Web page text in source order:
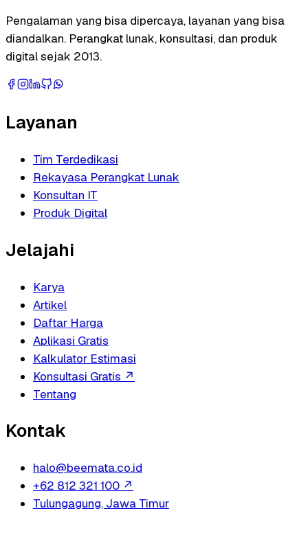
Pengalaman yang bisa dipercaya, layanan yang bisa
diandalkan. Perangkat lunak, konsultasi, dan produk
digital sejak 2013.
Layanan
Tim Terdedikasi
Rekayasa Perangkat Lunak
Konsultan IT
Produk Digital
Jelajahi
Karya
Artikel
Daftar Harga
Aplikasi Gratis
Kalkulator Estimasi
Konsultasi Gratis ↗
Tentang
Kontak
halo@beemata.co.id
+62 812 321 100 ↗
Tulungagung, Jawa Timur